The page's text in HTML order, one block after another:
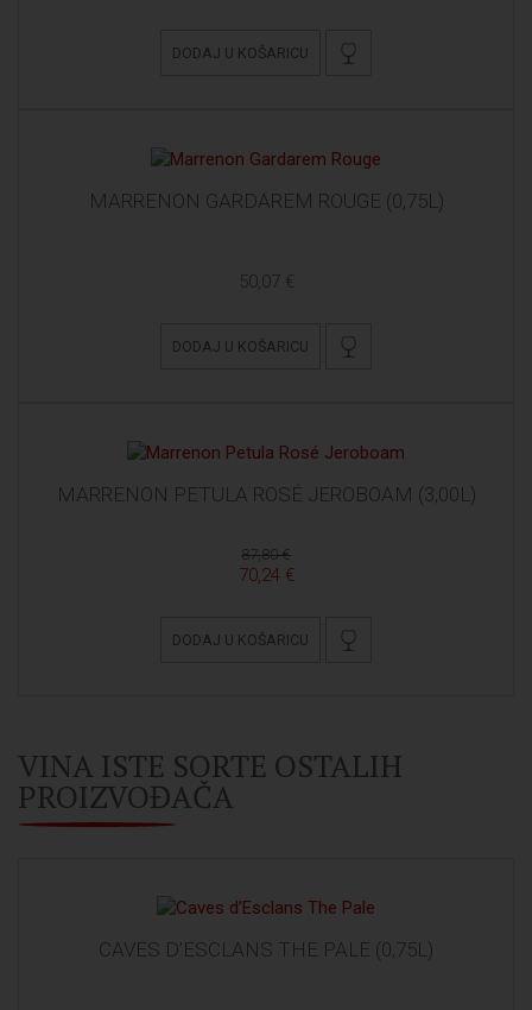
DODAJ U KOŠARICU
MARRENON GARDAREM ROUGE (0,75L)
50,07 €
DODAJ U KOŠARICU
MARRENON PETULA ROSÉ JEROBOAM (3,00L)
87,80 €
70,24 €
DODAJ U KOŠARICU
VINA ISTE SORTE OSTALIH
PROIZVOĐAČA
CAVES D’ESCLANS THE PALE (0,75L)